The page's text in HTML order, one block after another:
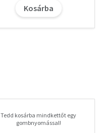
Kosárba
Tedd kosárba mindkettőt egy
gombnyomással!